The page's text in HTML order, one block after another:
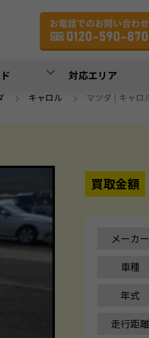
対応エリア
> キャロル > マツダ | キャロ
買取金額
メーカー
車種
年式
走行距離